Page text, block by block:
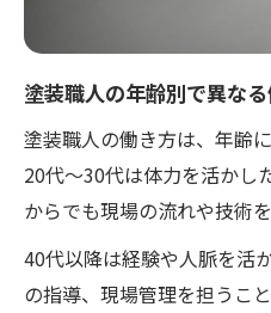
塗装職人の年齢別で異な
塗装職人の働き方は、年齢
20代～30代は体力を活かし
からでも現場の流れや技術
40代以降は経験や人脈を活
の指導、現場管理を担うこ